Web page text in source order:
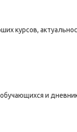
курсов,
и